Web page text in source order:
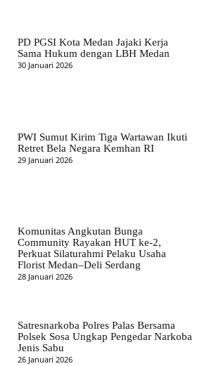
PD PGSI Kota Medan Jajaki Kerja
Sama Hukum dengan LBH Medan
30 Januari 2026
PWI Sumut Kirim Tiga Wartawan Ikuti
Retret Bela Negara Kemhan RI
29 Januari 2026
Komunitas Angkutan Bunga
Community Rayakan HUT ke-2,
Perkuat Silaturahmi Pelaku Usaha
Florist Medan–Deli Serdang
28 Januari 2026
Satresnarkoba Polres Palas Bersama
Polsek Sosa Ungkap Pengedar Narkoba
Jenis Sabu
26 Januari 2026